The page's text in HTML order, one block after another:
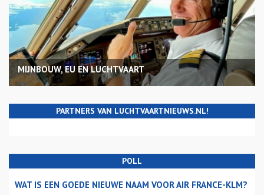
MIJNBOUW, EU EN LUCHTVAART
PARTNERS VAN LUCHTVAARTNIEUWS.NL!
POLL
WAT IS EEN GOEDE NIEUWE NAAM VOOR AIR FRANCE-KLM?